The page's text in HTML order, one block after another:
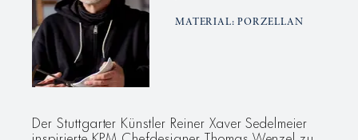
MATERIAL: PORZELLAN
Der Stuttgarter Künstler Reiner Xaver Sedelmeier